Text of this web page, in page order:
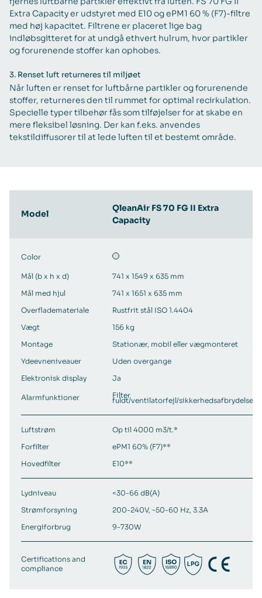
Extra Capacity er udstyret med E10 og ePM1 60 % (F7)-filtre
med høj kapacitet. Filtrene er placeret lige bag
indløbsgitteret for at undgå ethvert hulrum, hvor partikler
og forurenende stoffer kan ophobes.
3. Renset luft returneres til miljøet
Når luften er renset for luftbårne partikler og forurenende
stoffer, returneres den til rummet for optimal recirkulation.
Specielle typer tilbehør fås som tilføjelser for at skabe en
mere fleksibel løsning. Der kan f.eks. anvendes
tekstildiffusorer til at lede luften til et bestemt område.
Model
QleanAir FS 70 FG II Extra
Capacity
Color
Mål (b x h x d)
741 x 1549 x 635 mm
Mål med hjul
741 x 1651 x 635 mm
Overflademateriale
Rustfrit stål ISO 1.4404
Vægt
156 kg
Montage
Stationær, mobil eller vægmonteret
Ydeevneniveauer
Uden overgange
Elektronisk display
Ja
Alarmfunktioner Filter
fuldt/ventilatorfejl/sikkerhedsafbrydelse
Luftstrøm
Op til 4000 m3/t.*
Forfilter
ePM1 60% (F7)**
Hovedfilter
E10**
Lydniveau
<30-66 dB(A)
Strømforsyning
200-240V, ~50-60 Hz, 3.3A
Energiforbrug
9-730W
Certifications and
compliance